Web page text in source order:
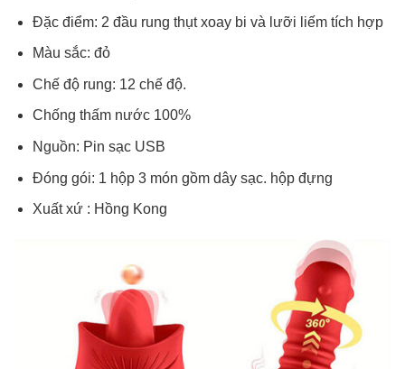
Đặc điểm: 2 đầu rung thụt xoay bi và lưỡi liếm tích hợp
Màu sắc: đỏ
Chế độ rung: 12 chế độ.
Chống thấm nước 100%
Nguồn: Pin sạc USB
Đóng gói: 1 hộp 3 món gồm dây sạc. hộp đựng
Xuất xứ : Hồng Kong